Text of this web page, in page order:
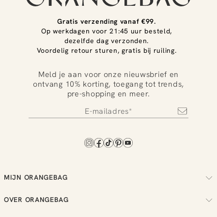
Gratis verzending vanaf €99.
Op werkdagen voor 21:45 uur besteld,
dezelfde dag verzonden.
Voordelig retour sturen, gratis bij ruiling.
Meld je aan voor onze nieuwsbrief en
ontvang 10% korting, toegang tot trends,
pre-shopping en meer.
MIJN ORANGEBAG
Regel je retouren
OVER ORANGEBAG